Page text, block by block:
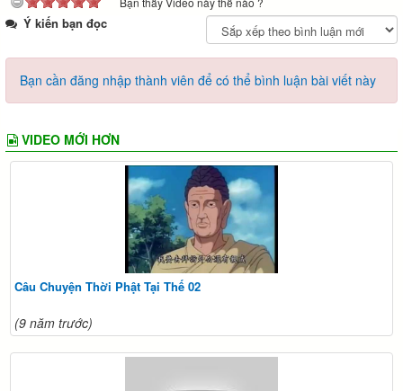
Ý kiến bạn đọc
Bạn cần đăng nhập thành viên để có thể bình luận bài viết này
VIDEO MỚI HƠN
Câu Chuyện Thời Phật Tại Thế 02
(9 năm trước)